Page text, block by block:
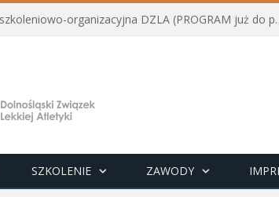
Konferencja
SZKOLENIE ZAWODY